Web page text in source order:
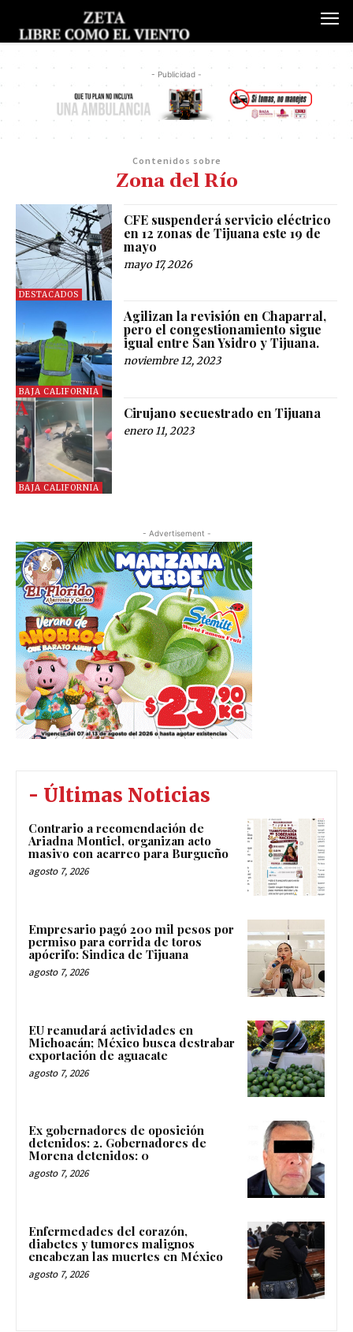
- Publicidad -
Contenidos sobre
Zona del Río
DESTACADOS
CFE suspenderá servicio eléctrico
en 12 zonas de Tijuana este 19 de
mayo
mayo 17, 2026
BAJA CALIFORNIA
Agilizan la revisión en Chaparral,
pero el congestionamiento sigue
igual entre San Ysidro y Tijuana.
noviembre 12, 2023
BAJA CALIFORNIA
Cirujano secuestrado en Tijuana
enero 11, 2023
- Advertisement -
- Últimas Noticias
Contrario a recomendación de
Ariadna Montiel, organizan acto
masivo con acarreo para Burgueño
agosto 7, 2026
Empresario pagó 200 mil pesos por
permiso para corrida de toros
apócrifo: Sindica de Tijuana
agosto 7, 2026
EU reanudará actividades en
Michoacán; México busca destrabar
exportación de aguacate
agosto 7, 2026
Ex gobernadores de oposición
detenidos: 2. Gobernadores de
Morena detenidos: 0
agosto 7, 2026
Enfermedades del corazón,
diabetes y tumores malignos
encabezan las muertes en México
agosto 7, 2026